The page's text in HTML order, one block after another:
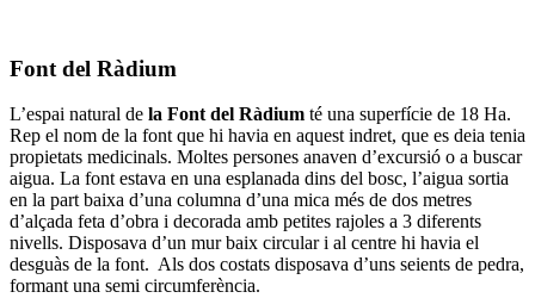
Font del Ràdium
L’espai natural de la Font del Ràdium té una superfície de 18 Ha.
Rep el nom de la font que hi havia en aquest indret, que es deia tenia
propietats medicinals. Moltes persones anaven d’excursió o a buscar
aigua. La font estava en una esplanada dins del bosc, l’aigua sortia
en la part baixa d’una columna d’una mica més de dos metres
d’alçada feta d’obra i decorada amb petites rajoles a 3 diferents
nivells. Disposava d’un mur baix circular i al centre hi havia el
desguàs de la font. Als dos costats disposava d’uns seients de pedra,
formant una semi circumferència.